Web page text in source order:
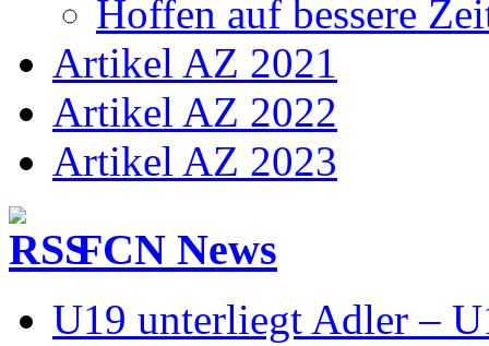
Hoffen auf bessere
Artikel AZ 2021
Artikel AZ 2022
Artikel AZ 2023
FCN News
U19 unterliegt Adler –